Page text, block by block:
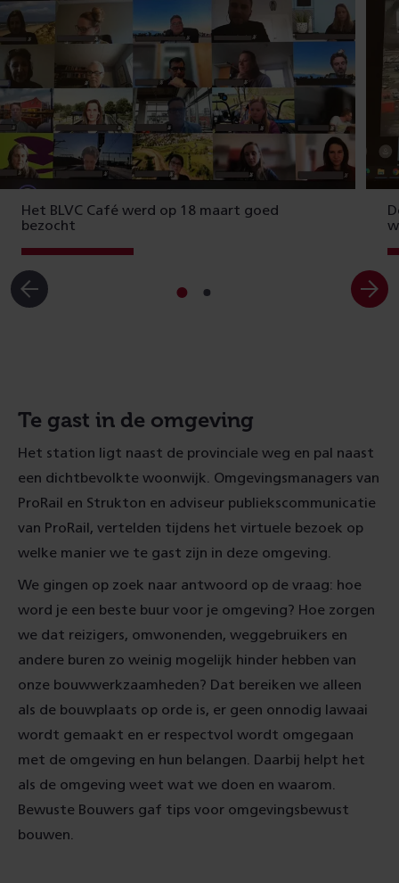
Het BLVC Café werd op 18 maart goed
bezocht
Ga
Ga
Te gast in de omgeving
Het station ligt naast de provinciale weg en pal naast
een dichtbevolkte woonwijk. Omgevingsmanagers van
ProRail en Strukton en adviseur publiekscommunicatie
van ProRail, vertelden tijdens het virtuele bezoek op
welke manier we te gast zijn in deze omgeving.
We gingen op zoek naar antwoord op de vraag: hoe
word je een beste buur voor je omgeving? Hoe zorgen
we dat reizigers, omwonenden, weggebruikers en
andere buren zo weinig mogelijk hinder hebben van
onze bouwwerkzaamheden? Dat bereiken we alleen
als de bouwplaats op orde is, er geen onnodig lawaai
wordt gemaakt en er respectvol wordt omgegaan
met de omgeving en hun belangen. Daarbij helpt het
als de omgeving weet wat we doen en waarom.
Bewuste Bouwers gaf tips voor omgevingsbewust
bouwen.